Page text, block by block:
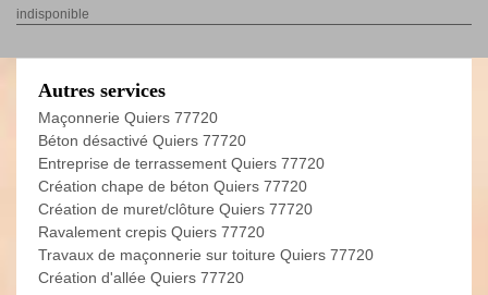
indisponible
Autres services
Maçonnerie Quiers 77720
Béton désactivé Quiers 77720
Entreprise de terrassement Quiers 77720
Création chape de béton Quiers 77720
Création de muret/clôture Quiers 77720
Ravalement crepis Quiers 77720
Travaux de maçonnerie sur toiture Quiers 77720
Création d'allée Quiers 77720